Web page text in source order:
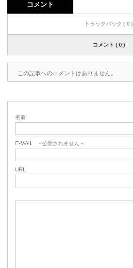
コメント
トラックバック ( 0 )
コメント ( 0 )
この記事へのコメントはありません。
名前
E-MAIL - 公開されません -
URL